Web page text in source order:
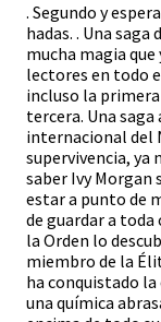
. Segundo y
hadas. . Una
mucha magia
lectores en todo
incluso la
tercera. Una
internacional del
supervivencia, ya
saber Ivy Morgan
estar a punto de
de guardar a
la Orden lo
miembro de la
ha conquistado la
una química